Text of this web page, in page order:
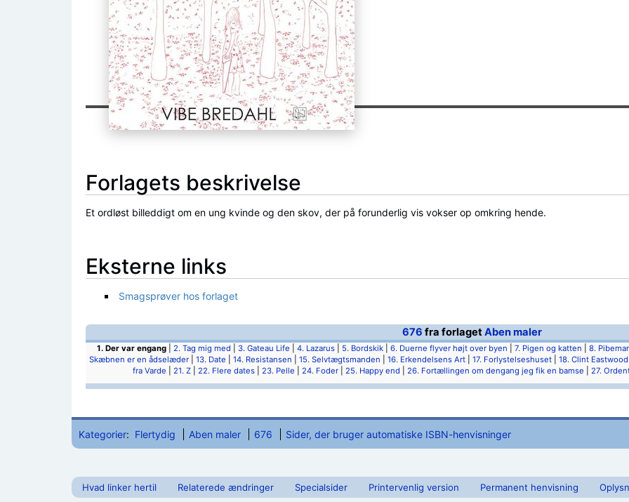
Forlagets beskrivelse
Et ordløst billeddigt om en ung kvinde og den skov, der på forunderlig vis vokser op omkring hende.
Eksterne links
Smagsprøver hos forlaget
676 fra forlagetAben maler
1. Der var engang 2. Tag mig med 3. Gateau Life 4. Lazarus 5. Bordskik 6. Duerne flyver højt over byen 7. Pigen og katten
8.
Skæbnen er en ådselæder
13. Date 14. Resistansen 15. Selvtægtsmanden 16. Erkendelsens Art 17. Forlystelseshuset 18. Clint Eastwood
fra Varde
21. Z 22. Flere dates 23. Pelle 24. Foder 25. Happy end 26. Fortællingen om dengang jeg fik en bamse 27.
Kategorier: Flertydig Aben maler 676 Sider, der bruger automatiske ISBN-henvisninger
Hvad linker hertil Relaterede ændringer Specialsider Printervenlig version Permanent henvisning